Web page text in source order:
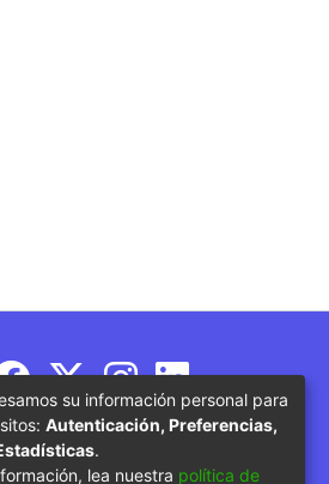
su información personal para
Autenticación, Preferencias,
.
lea nuestra política de